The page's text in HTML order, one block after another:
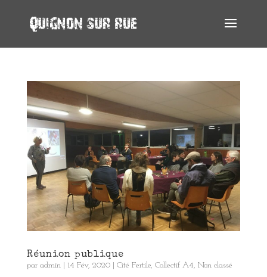
Réunion publique
par admin| 14 Fév, 2020| Cité Fertile, Collectif A4, Non classé